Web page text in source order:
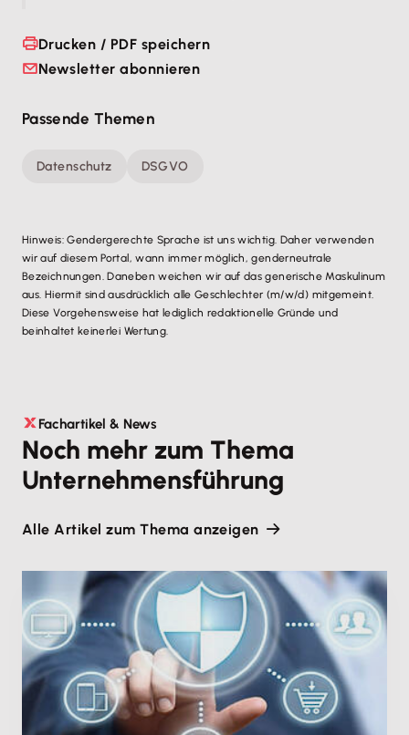
Drucken / PDF speichern
Newsletter abonnieren
Passende Themen
Datenschutz DSGVO
Hinweis: Gendergerechte Sprache ist uns wichtig. Daher verwenden
wir auf diesem Portal, wann immer möglich, genderneutrale
Bezeichnungen. Daneben weichen wir auf das generische Maskulinum
aus. Hiermit sind ausdrücklich alle Geschlechter (m/w/d) mitgemeint.
Diese Vorgehensweise hat lediglich redaktionelle Gründe und
beinhaltet keinerlei Wertung.
Fachartikel & News
Noch mehr zum Thema
Unternehmensführung
Alle Artikel zum Thema anzeigen